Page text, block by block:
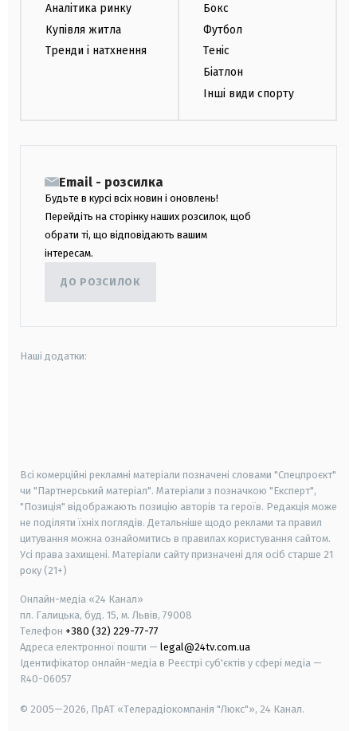
Аналітика ринку
Купівля житла
Тренди і натхнення
Бокс
Футбол
Теніс
Біатлон
Інші види спорту
Email - розсилка
Будьте в курсі всіх новин і оновлень!
Перейдіть на сторінку наших розсилок, щоб
обрати ті, що відповідають вашим
інтересам.
ДО РОЗСИЛОК
Наші додатки:
Всі комерційні рекламні матеріали позначені словами "Спецпроєкт"
чи "Партнерський матеріал". Матеріали з позначкою "Експерт",
"Позиція" відображають позицію авторів та героїв. Редакція може
не поділяти їхніх поглядів. Детальніше щодо реклами та правил
цитування можна ознайомитись в правилах користування сайтом.
Усі права захищені. Матеріали сайту призначені для осіб старше 21
року (21+)
Онлайн-медіа «24 Канал»
пл. Галицька, буд. 15, м. Львів, 79008
Телефон +380 (32) 229-77-77
Адреса електронної пошти — legal@24tv.com.ua
Ідентифікатор онлайн-медіа в Реєстрі суб'єктів у сфері медіа —
R40-06057
© 2005—2026, ПрАТ «Телерадіокомпанія "Люкс"», 24 Канал.